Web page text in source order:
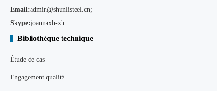
Email:admin@shunlisteel.cn;
Skype:joannaxh-xh
Bibliothèque technique
Étude de cas
Engagement qualité